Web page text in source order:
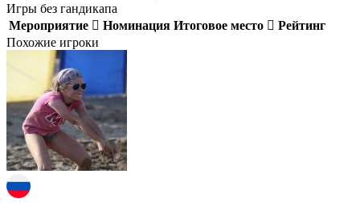
Игры без гандикапа
Мероприятие
Номинация Итоговое место
Рейтинг
Похожие игроки